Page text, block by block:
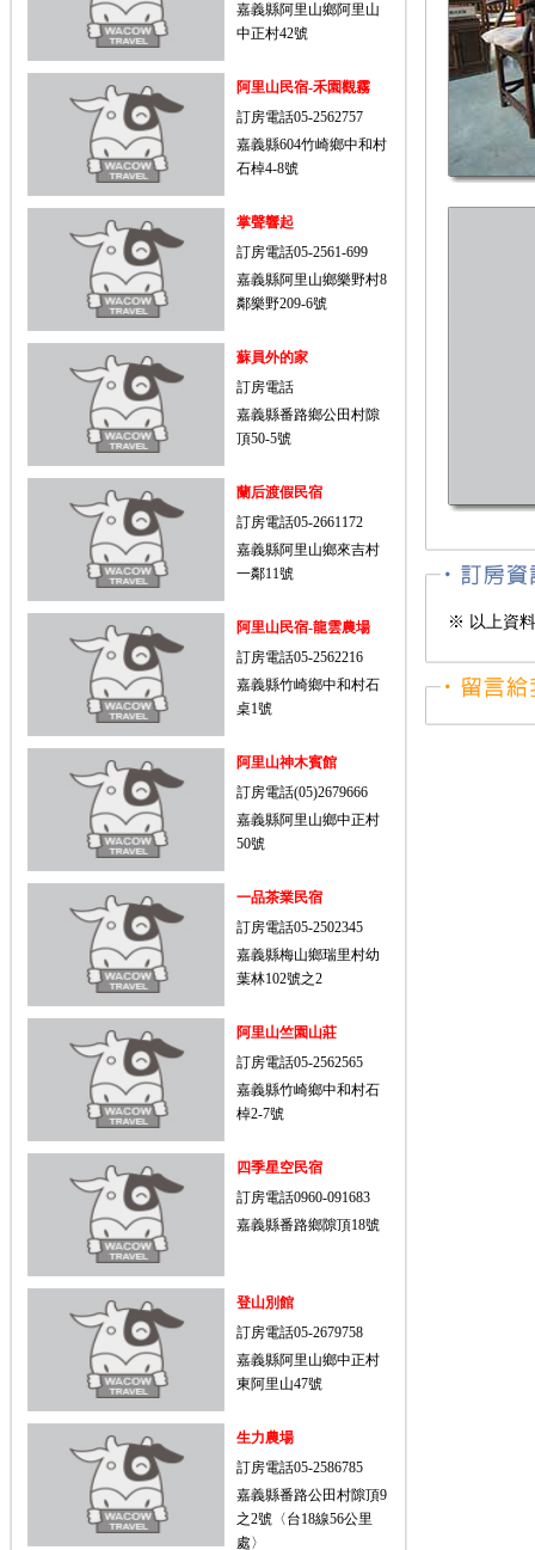
嘉義縣阿里山鄉阿里山
中正村42號
阿里山民宿-禾園觀霧
訂房電話05-2562757
嘉義縣604竹崎鄉中和村
石棹4-8號
掌聲響起
訂房電話05-2561-699
嘉義縣阿里山鄉樂野村8
鄰樂野209-6號
蘇員外的家
訂房電話
嘉義縣番路鄉公田村隙
頂50-5號
蘭后渡假民宿
訂房電話05-2661172
嘉義縣阿里山鄉來吉村
一鄰11號
阿里山民宿-龍雲農場
訂房電話05-2562216
嘉義縣竹崎鄉中和村石
桌1號
阿里山神木賓館
訂房電話(05)2679666
嘉義縣阿里山鄉中正村
50號
一品茶業民宿
訂房電話05-2502345
嘉義縣梅山鄉瑞里村幼
葉林102號之2
阿里山竺園山莊
訂房電話05-2562565
嘉義縣竹崎鄉中和村石
棹2-7號
四季星空民宿
訂房電話0960-091683
嘉義縣番路鄉隙頂18號
登山別館
訂房電話05-2679758
嘉義縣阿里山鄉中正村
東阿里山47號
生力農場
訂房電話05-2586785
嘉義縣番路公田村隙頂9
之2號〈台18線56公里
處〉
※ 以上資